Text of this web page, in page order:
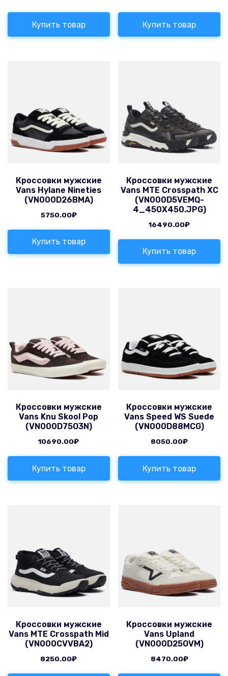
Купить товар Купить товар
Кроссовки мужские
Vans Hylane Nineties
(VN000D26BMA)
5750.00₽
Купить товар
Кроссовки мужские
Vans MTE Crosspath XC
(VN000D5VEMQ-
4_450X450.JPG)
16490.00₽
Купить товар
Кроссовки мужские
Vans Knu Skool Pop
(VN000D75O3N)
10690.00₽
Купить товар
Кроссовки мужские
Vans Speed WS Suede
(VN000D88MCG)
8050.00₽
Купить товар
Кроссовки мужские
Vans MTE Crosspath Mid
(VN000CVVBA2)
8250.00₽
Кроссовки мужские
Vans Upland
(VN000D25OVM)
8470.00₽